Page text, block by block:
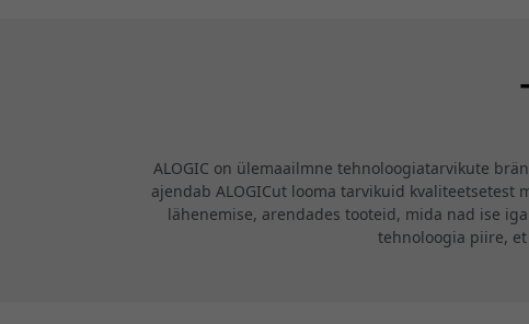
ALOGIC on ülemaailmne tehnoloogiatarvikute
ajendab ALOGICut looma tarvikuid
lähenemise, arendades tooteid, mida nad ise
tehnoloogia piire,